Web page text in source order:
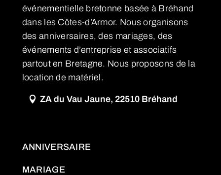
événementielle bretonne basée à Bréhand
dans les Côtes-d’Armor. Nous organisons
des anniversaires, des mariages, des
événements d’entreprise et associatifs
partout en Bretagne. Nous proposons de la
location de matériel.
ZA du Vau Jaune, 22510 Bréhand
ANNIVERSAIRE
MARIAGE